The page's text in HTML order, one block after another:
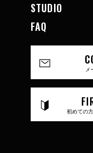
STUDIO
FAQ
初めての